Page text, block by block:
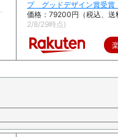
プ グッドデザイン賞受賞
価格：79200円（税込、送
2/8/29時点)